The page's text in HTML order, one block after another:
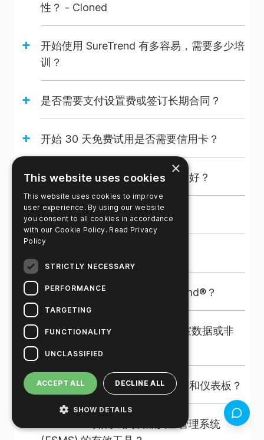
SureTrend
用户角
员 / 用
。
✓ ✓ ✓
SureTrend
用户 -
全局管
理员
✗ ✗
每个账
SureTrend
用户
3 个用
户/网
站
20 个
用户/
无限制
每个账
户可管
理的站
1
许可证
许可证
许可证
数量
性？ - Cloned
+
开始使用 SureTrend 有多容易，需要多少培
训？
+ 是否需要支付设置费或签订长期合同？
+ 开始 30 天免费试用是否需要信用卡？
+ 为什么云计算比内部数据存储更好？
+ 试用期间可以更改计划吗？
+ 能否在平板电脑上运行 SureTrend®？
+
能否将 SureTrend 与外部实验室数据或非
+ 能否根据我的具体需求定制报告和仪表板？
SureTrend 如何成为食品安全管理系统
反馈（
×
This website uses cookies
This website uses cookies to improve
user experience. By using our website
you consent to all cookies in accordance
with our Cookie Policy. Read Privacy
Policy
STRICTLY NECESSARY
PERFORMANCE
TARGETING
FUNCTIONALITY
UNCLASSIFIED
ACCEPT ALL DECLINE ALL
SHOW DETAILS